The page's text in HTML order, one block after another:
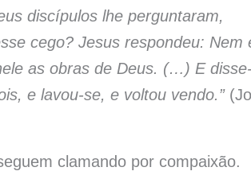
discípulos lhe perguntaram,
cego? Jesus respondeu: Nem
as obras de Deus. (…) E
e lavou-se, e voltou vendo.”
clamando por compaixão.